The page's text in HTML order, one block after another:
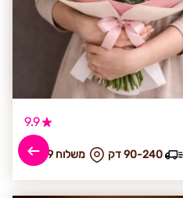
9.9
₪ משלוח 49 90-240 דק